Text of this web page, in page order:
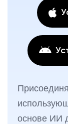
основе ИИ